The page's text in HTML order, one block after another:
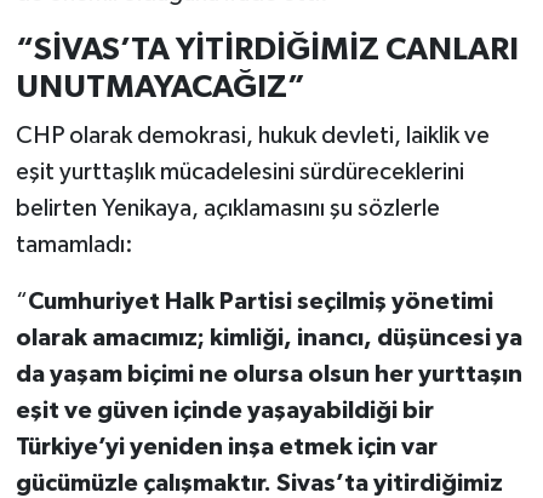
“SİVAS’TA YİTİRDİĞİMİZ CANLARI
UNUTMAYACAĞIZ”
CHP olarak demokrasi, hukuk devleti, laiklik ve
eşit yurttaşlık mücadelesini sürdüreceklerini
belirten Yenikaya, açıklamasını şu sözlerle
tamamladı:
“Cumhuriyet Halk Partisi seçilmiş yönetimi
olarak amacımız; kimliği, inancı, düşüncesi ya
da yaşam biçimi ne olursa olsun her yurttaşın
eşit ve güven içinde yaşayabildiği bir
Türkiye’yi yeniden inşa etmek için var
gücümüzle çalışmaktır. Sivas’ta yitirdiğimiz